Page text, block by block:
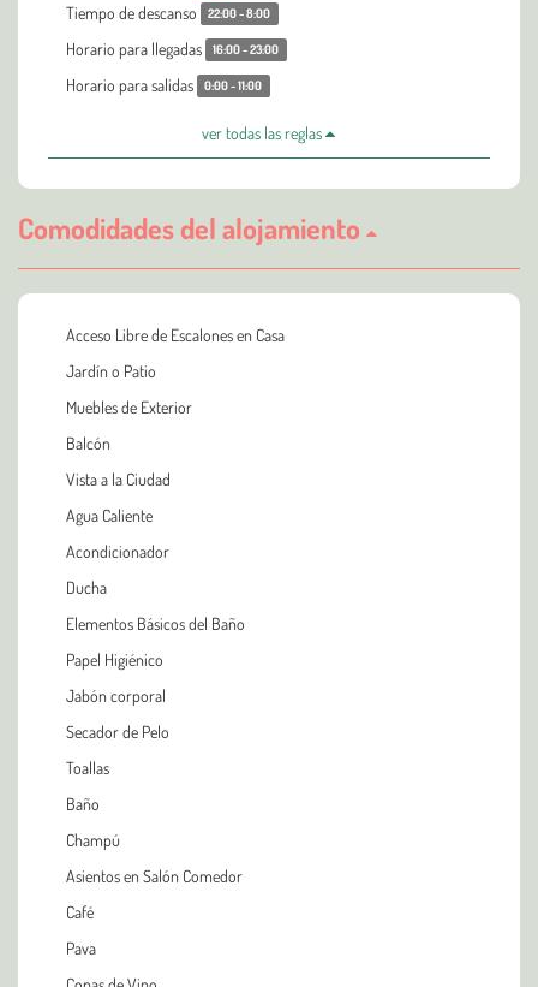
Tiempo de descanso 22:00 - 8:00
Horario para llegadas 16:00 - 23:00
Horario para salidas 0:00 - 11:00
ver todas las reglas
Comodidades del alojamiento
Acceso Libre de Escalones en Casa
Jardín o Patio
Muebles de Exterior
Balcón
Vista a la Ciudad
Agua Caliente
Acondicionador
Ducha
Elementos Básicos del Baño
Papel Higiénico
Jabón corporal
Secador de Pelo
Toallas
Baño
Champú
Asientos en Salón Comedor
Café
Pava